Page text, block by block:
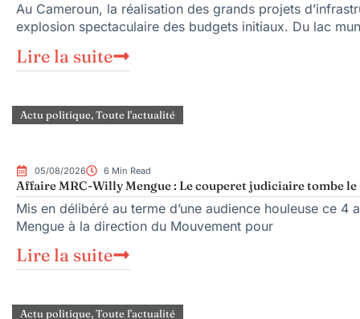
Au Cameroun, la réalisation des grands projets
explosion spectaculaire des budgets initiaux. Du lac
Lire la suite
Actu politique,Toute l'actualité
05/08/2026 6 Min Read
Affaire MRC-Willy Mengue : Le couperet judiciaire tombe le
Mis en délibéré au terme d’une audience houleuse ce
Mengue à la direction du Mouvement pour
Lire la suite
Actu politique,Toute l'actualité